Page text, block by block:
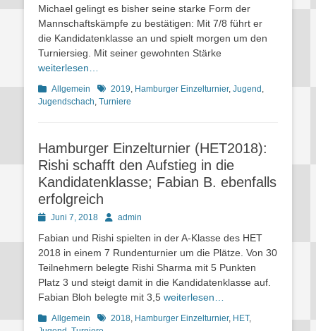
Michael gelingt es bisher seine starke Form der
Mannschaftskämpfe zu bestätigen: Mit 7/8 führt er
die Kandidatenklasse an und spielt morgen um den
Turniersieg. Mit seiner gewohnten Stärke
weiterlesen…
Kategorien
Allgemein Schlagworte
2019, Hamburger Einzelturnier, Jugend ,
Jugendschach, Turniere
Hamburger Einzelturnier (HET2018):
Rishi schafft den Aufstieg in die
Kandidatenklasse; Fabian B. ebenfalls
erfolgreich
PostedJuni 7, 2018 Autoradmin
Fabian und Rishi spielten in der A-Klasse des HET
2018 in einem 7 Rundenturnier um die Plätze. Von 30
Teilnehmern belegte Rishi Sharma mit 5 Punkten
Platz 3 und steigt damit in die Kandidatenklasse auf.
Fabian Bloh belegte mit 3,5 weiterlesen…
Kategorien
Allgemein Schlagworte
2018, Hamburger Einzelturnier, HET,